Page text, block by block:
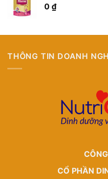
0 ₫
THÔNG TIN DOANH
CỔ PHẦN